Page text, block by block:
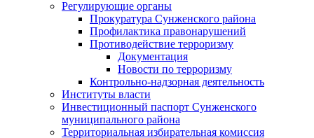
Регулирующие органы
Прокуратура Сунженского района
Профилактика правонарушений
Противодействие терроризму
Документация
Новости по терроризму
Контрольно-надзорная деятельность
Институты власти
Инвестиционный паспорт Сунженского
муниципального района
Территориальная избирательная комиссия